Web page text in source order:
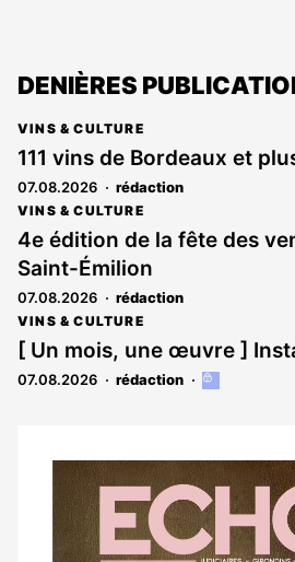
DENIÈRES
VINS & CULTURE
111 vins de Bordeaux et
07.08.2026 rédaction
VINS & CULTURE
4e édition de la fête des
Saint-Émilion
07.08.2026 rédaction
VINS & CULTURE
[ Un mois, une œuvre ]
07.08.2026 rédaction
Cet
aux
abonnés
Notre
dernier
magazine